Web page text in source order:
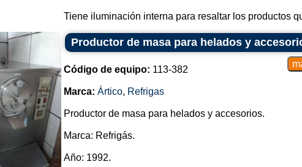
estos productos, proporcionando
Tiene iluminación interna para resaltar los productos
Productor de masa para helados y
Código de equipo: 113-382
Marca: Ártico, Refrigas
Productor de masa para helados y accesorios.
Marca: Refrigás.
Año: 1992.